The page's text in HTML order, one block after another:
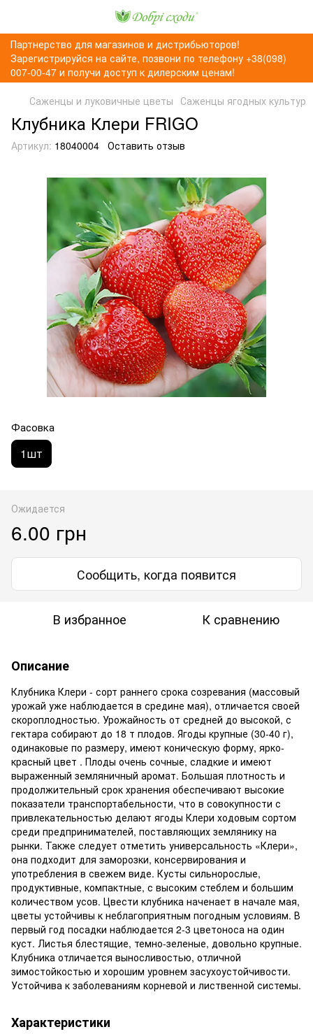
Партнерство для магазинов и дистрибьюторов!
Зарегистрируйся на сайте, позвони по телефону +38(098)
007-00-47 и получи доступ к дилерским ценам!
Саженцы и луковичные цветы Саженцы ягодных культур
Клубника Клери FRIGO
Артикул: 18040004 Оставить отзыв
Фасовка
1шт
Ожидается
6.00 грн
Сообщить, когда появится
В избранное К сравнению
Описание
Клубника Клери - сорт раннего срока созревания (массовый
урожай уже наблюдается в средине мая), отличается своей
скороплодностью. Урожайность от средней до высокой, с
гектара собирают до 18 т плодов. Ягоды крупные (30-40 г),
одинаковые по размеру, имеют коническую форму, ярко-
красный цвет . Плоды очень сочные, сладкие и имеют
выраженный земляничный аромат. Большая плотность и
продолжительный срок хранения обеспечивают высокие
показатели транспортабельности, что в совокупности с
привлекательностью делают ягоды Клери ходовым сортом
среди предпринимателей, поставляющих землянику на
рынки. Также следует отметить универсальность «Клери»,
она подходит для заморозки, консервирования и
употребления в свежем виде. Кусты сильнорослые,
продуктивные, компактные, с высоким стеблем и большим
количеством усов. Цвести клубника наченает в начале мая,
цветы устойчивы к неблагоприятным погодным условиям. В
первый год посадки наблюдается 2-3 цветоноса на один
куст. Листья блестящие, темно-зеленые, довольно крупные.
Клубника отличается выносливостью, отличной
зимостойкостью и хорошим уровнем засухоустойчивости.
Устойчива к заболеваниям корневой и лиственной системы.
Характеристики